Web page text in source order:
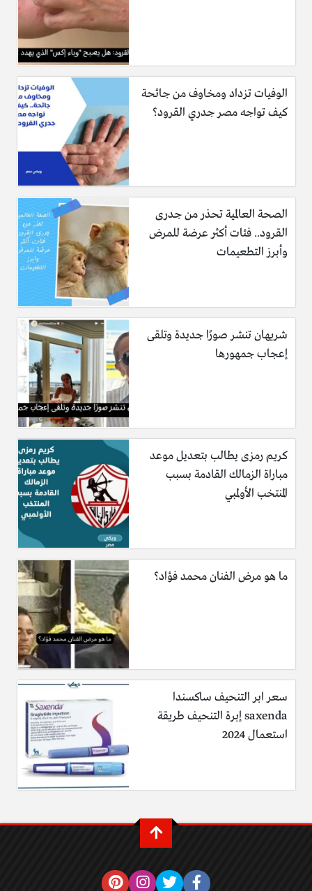
الوفيات تزداد ومخاوف من جائحة
كيف تواجه مصر جدري القرود؟
الصحة العالمية تحذر من جدرى
القرود.. فئات أكثر عرضة للمرض
وأبرز التطعيمات
شريهان تنشر صورًا جديدة وتلقى
إعجاب جمهورها
كريم رمزى يطالب بتعديل موعد
مباراة الزمالك القادمة بسبب
المنتخب الأولمبي
ما هو مرض الفنان محمد فؤاد؟
سعر ابر التنحيف ساكسندا
saxenda إبرة التنحيف طريقة
استعمال 2024